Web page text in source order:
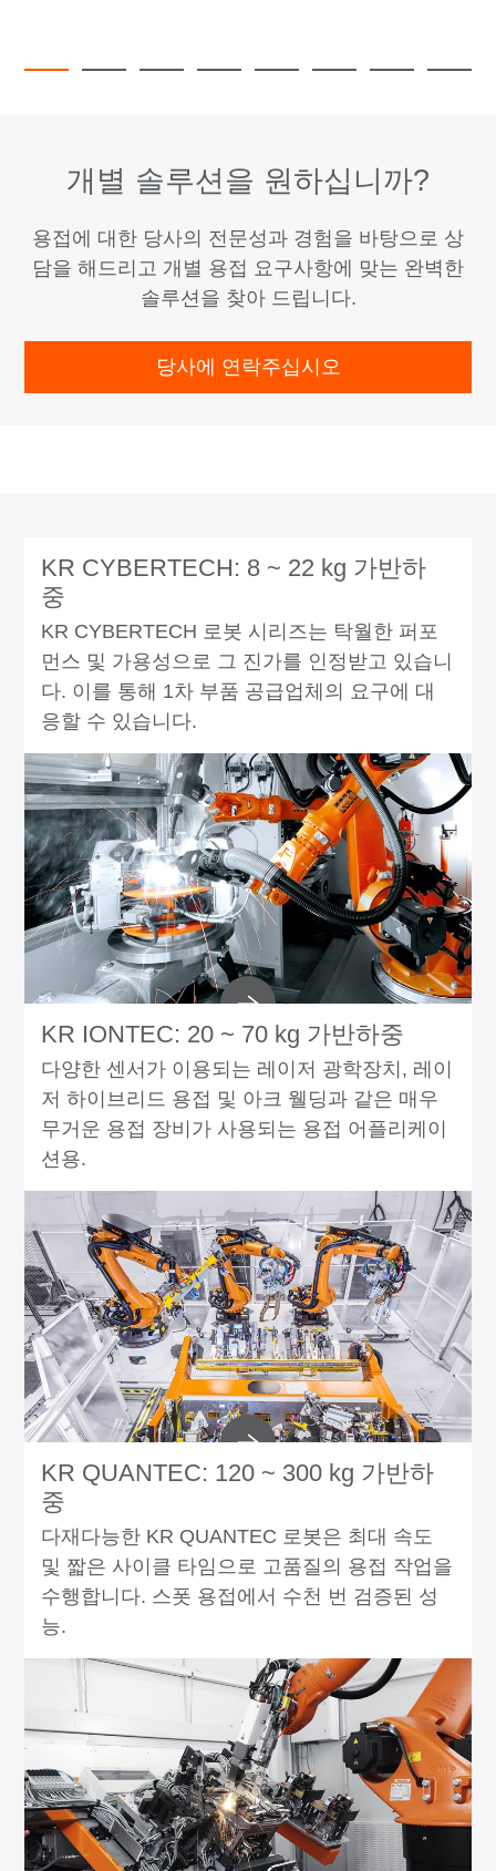
개별 솔루션을 원하십니까?
용접에 대한 당사의 전문성과 경험을 바탕으로 상
담을 해드리고 개별 용접 요구사항에 맞는 완벽한
솔루션을 찾아 드립니다.
당사에 연락주십시오
KR CYBERTECH: 8 ~ 22 kg 가반하
중
KR CYBERTECH 로봇 시리즈는 탁월한 퍼포
먼스 및 가용성으로 그 진가를 인정받고 있습니
다. 이를 통해 1차 부품 공급업체의 요구에 대
응할 수 있습니다.
KR IONTEC: 20 ~ 70 kg 가반하중
다양한 센서가 이용되는 레이저 광학장치, 레이
저 하이브리드 용접 및 아크 웰딩과 같은 매우
무거운 용접 장비가 사용되는 용접 어플리케이
션용.
KR QUANTEC: 120 ~ 300 kg 가반하
중
다재다능한 KR QUANTEC 로봇은 최대 속도
및 짧은 사이클 타임으로 고품질의 용접 작업을
수행합니다. 스폿 용접에서 수천 번 검증된 성
능.